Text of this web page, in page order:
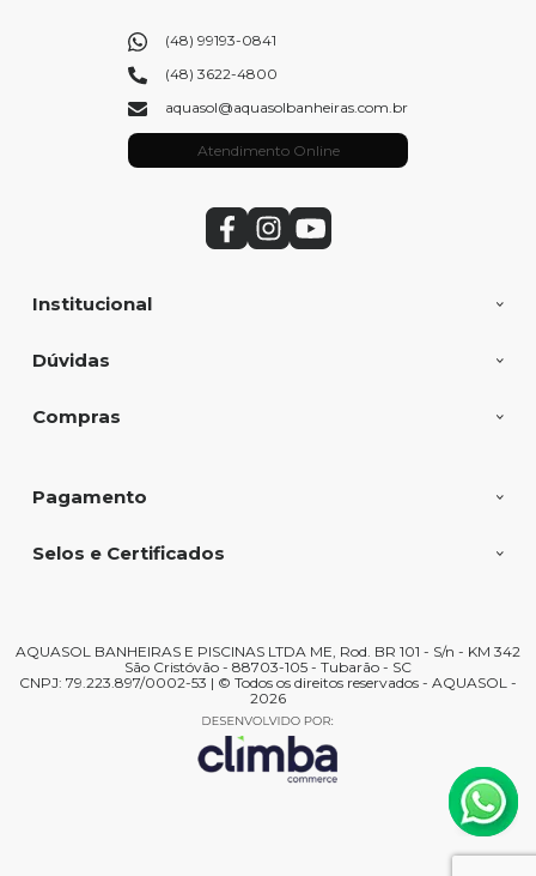
Institucional
Dúvidas
Compras
(48) 99193-0841
(48) 3622-4800
aquasol@aquasolbanheiras.com.br
Atendimento Online
Pagamento
Selos e Certificados
AQUASOL BANHEIRAS E PISCINAS LTDA ME, Rod. BR 101 - S/n - KM 342
São Cristóvão - 88703-105 - Tubarão - SC
CNPJ: 79.223.897/0002-53 | © Todos os direitos reservados - AQUASOL -
2026